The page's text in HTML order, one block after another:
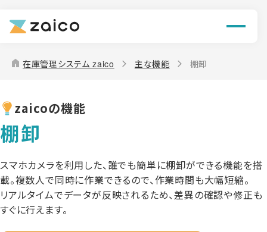
機能
home 在庫管理システム zaico 主な機能 棚卸
zaicoの機能
棚卸
スマホカメラを利用した、誰でも簡単に棚卸ができる機能を搭
載。複数人で同時に作業できるので、作業時間も大幅短縮。
リアルタイムでデータが反映されるため、差異の確認や修正も
すぐに行えます。